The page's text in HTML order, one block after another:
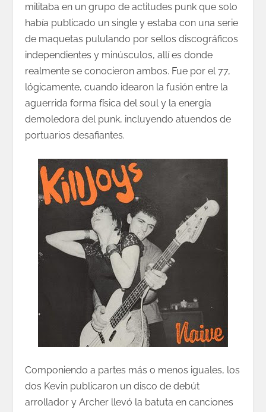
militaba en un grupo de actitudes punk que solo
había publicado un single y estaba con una serie
de maquetas pululando por sellos discográficos
independientes y minúsculos, allí es donde
realmente se conocieron ambos. Fue por el 77,
lógicamente, cuando idearon la fusión entre la
aguerrida forma física del soul y la energía
demoledora del punk, incluyendo atuendos de
portuarios desafiantes.
Componiendo a partes más o menos iguales, los
dos Kevin publicaron un disco de debút
arrollador y Archer llevó la batuta en canciones